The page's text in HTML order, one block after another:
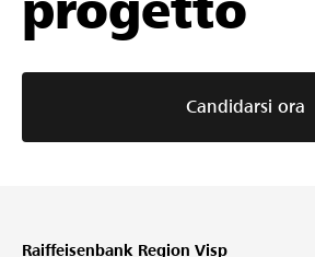
Candidarsi ora
Raiffeisenbank Region Visp